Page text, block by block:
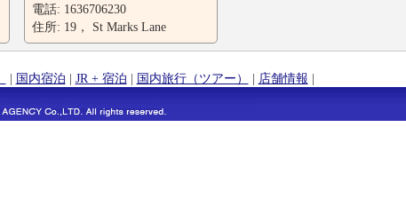
電話: 1636706230
住所: 19， St Marks Lane
| 国内宿泊 | JR + 宿泊 | 国内旅行（ツアー） | 店舗情報 |